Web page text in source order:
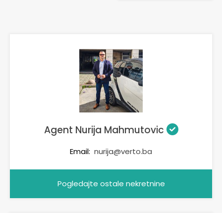
Agent Nurija Mahmutovic
Email: nurija@verto.ba
Pogledajte ostale nekretnine